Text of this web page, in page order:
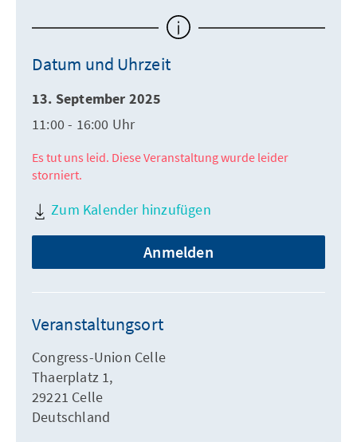
Datum und Uhrzeit
13. September 2025
11:00 - 16:00 Uhr
Es tut uns leid. Diese Veranstaltung wurde leider
storniert.
Zum Kalender hinzufügen
Anmelden
Veranstaltungsort
Congress-Union Celle
Thaerplatz 1,
29221 Celle
Deutschland